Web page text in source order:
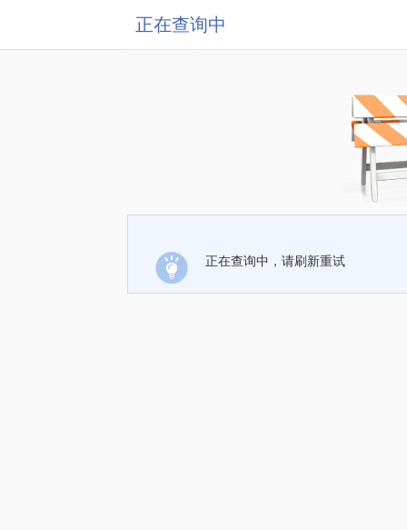
正在查询中
正在查询中，请刷新重试